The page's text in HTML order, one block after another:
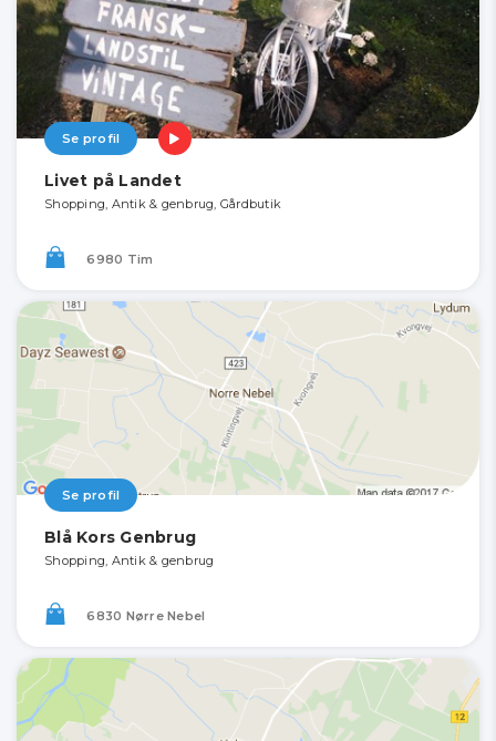
Se profil
Livet på Landet
Shopping, Antik & genbrug, Gårdbutik
6980 Tim
Se profil
Blå Kors Genbrug
Shopping, Antik & genbrug
6830 Nørre Nebel